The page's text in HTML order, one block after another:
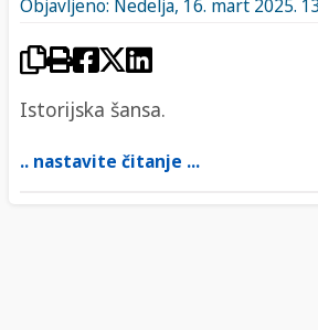
Objavljeno: Nedelja, 16. mart 2025.
Istorijska šansa.
.. nastavite čitanje ...